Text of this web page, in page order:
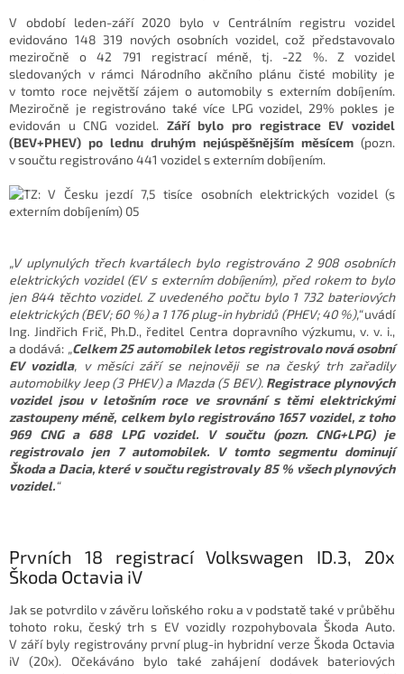
V období leden-září 2020 bylo v Centrálním registru vozidel
evidováno 148 319 nových osobních vozidel, což představovalo
meziročně o 42 791 registrací méně, tj. -22 %. Z vozidel
sledovaných v rámci Národního akčního plánu čisté mobility je
v tomto roce největší zájem o automobily s externím dobíjením.
Meziročně je registrováno také více LPG vozidel, 29% pokles je
evidován u CNG vozidel. Září bylo pro registrace EV vozidel
(BEV+PHEV) po lednu druhým nejúspěšnějším měsícem (pozn.
v součtu registrováno 441 vozidel s externím dobíjením.
„V uplynulých třech kvartálech bylo registrováno 2 908 osobních
elektrických vozidel (EV s externím dobíjením), před rokem to bylo
jen 844 těchto vozidel. Z uvedeného počtu bylo 1 732 bateriových
elektrických (BEV; 60 %) a 1 176 plug-in hybridů (PHEV; 40 %),“ uvádí
Ing. Jindřich Frič, Ph.D., ředitel Centra dopravního výzkumu, v. v. i.,
a dodává: „Celkem 25 automobilek letos registrovalo nová osobní
EV vozidla, v měsíci září se nejnověji se na český trh zařadily
automobilky Jeep (3 PHEV) a Mazda (5 BEV). Registrace plynových
vozidel jsou v letošním roce ve srovnání s těmi elektrickými
zastoupeny méně, celkem bylo registrováno 1657 vozidel, z toho
969 CNG a 688 LPG vozidel. V součtu (pozn. CNG+LPG) je
registrovalo jen 7 automobilek. V tomto segmentu dominují
Škoda a Dacia, které v součtu registrovaly 85 % všech plynových
vozidel.“
Prvních 18 registrací Volkswagen ID.3, 20x
Škoda Octavia iV
Jak se potvrdilo v závěru loňského roku a v podstatě také v průběhu
tohoto roku, český trh s EV vozidly rozpohybovala Škoda Auto.
V září byly registrovány první plug-in hybridní verze Škoda Octavia
iV (20x). Očekáváno bylo také zahájení dodávek bateriových